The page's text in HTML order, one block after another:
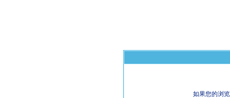
如果您的浏